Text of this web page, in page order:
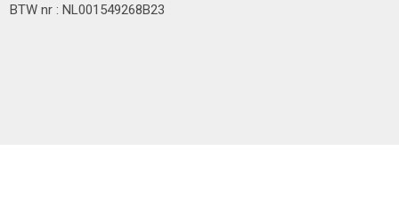
BTW nr : NL001549268B23